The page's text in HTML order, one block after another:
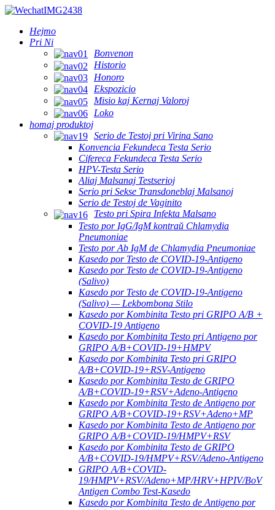
Hejmo
Pri Ni
Bonvenon
Historio
Honoro
Ekspozicio
Misio kaj Kernaj Valoroj
Loko
homaj produktoj
Serio de Testoj pri Virina Sano
Konvencia Fekundeca Testa Serio
Cifereca Fekundeca Testa Serio
HPV-Testa Serio
Aliaj Malsanaj Testserioj
Serio pri Sekse Transdoneblaj Malsanoj
Serio de Testoj de Vaginito
Testo pri Spira Infekta Malsano
Testo por IgG/IgM kontraŭ Chlamydia
Pneumoniae
Testo por Ab IgM de Chlamydia Pneumoniae
Kasedo por Testo de COVID-19-Antigeno
Kasedo por Testo de COVID-19-Antigeno
(Salivo)
Kasedo por Testo de COVID-19-Antigeno
(Salivo) — Lekbombona Stilo
Kasedo por Kombinita Testo pri GRIPO A/B +
COVID-19 Antigeno
Kasedo por Kombinita Testo pri Antigeno por
GRIPO A/B+COVID-19+HMPV
Kasedo por Kombinita Testo pri GRIPO
A/B+COVID-19+RSV-Antigeno
Kasedo por Kombinita Testo de GRIPO
A/B+COVID-19+RSV+Adeno-Antigeno
Kasedo por Kombinita Testo de Antigeno por
GRIPO A/B+COVID-19+RSV+Adeno+MP
Kasedo por Kombinita Testo de Antigeno por
GRIPO A/B+COVID-19/HMPV+RSV
Kasedo por Kombinita Testo de GRIPO
A/B+COVID-19/HMPV+RSV/Adeno-Antigeno
GRIPO A/B+COVID-
19/HMPV+RSV/Adeno+MP/HRV+HPIV/BoV
Antigen Combo Test-Kasedo
Kasedo por Kombinita Testo de Antigeno por